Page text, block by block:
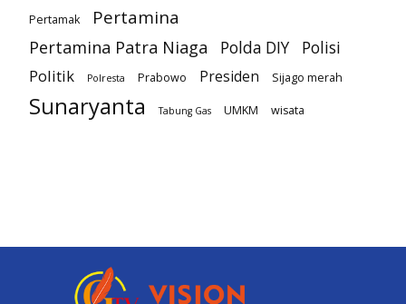
Pertamak Pertamina
Pertamina Patra Niaga Polda DIY
Polisi
Politik
Polresta Prabowo Presiden Sijago merah
Sunaryanta Tabung Gas UMKM wisata